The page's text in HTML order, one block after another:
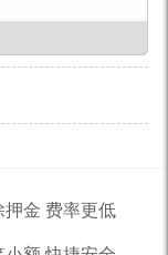
押金 费率更低